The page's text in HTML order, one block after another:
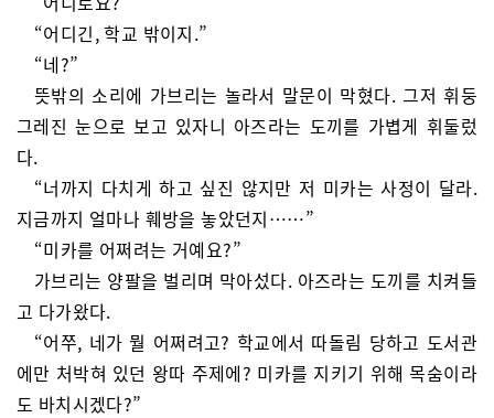
“어디긴, 학교 밖이지.”
“네?”
뜻밖의 소리에 가브리는 놀라서 말문이 막혔다. 그저 휘둥
그레진 눈으로 보고 있자니 아즈라는 도끼를 가볍게 휘둘렀
다.
“너까지 다치게 하고 싶진 않지만 저 미카는 사정이 달라.
지금까지 얼마나 훼방을 놓았던지……”
“미카를 어쩌려는 거예요?”
가브리는 양팔을 벌리며 막아섰다. 아즈라는 도끼를 치켜들
고 다가왔다.
“어쭈, 네가 뭘 어쩌려고? 학교에서 따돌림 당하고 도서관
에만 처박혀 있던 왕따 주제에? 미카를 지키기 위해 목숨이라
도 바치시겠다?”